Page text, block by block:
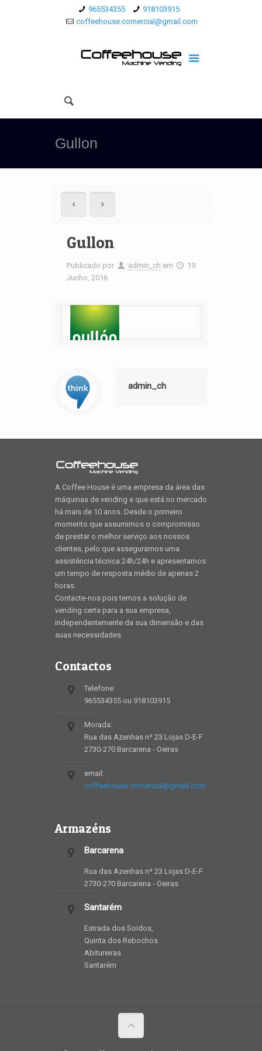
965534355
918103915
coffeehouse.comercial@gmail.com
Gullon
Gullon
Publicado por admin_ch em
19
Junho, 2016
admin_ch
A Coffee House é uma empresa da área das
máquinas de vending e que está no mercado
há mais de 10 anos. Desde o primeiro
momento que assumimos o compromisso
de prestar o melhor serviço aos nossos
clientes, pelo que asseguramos uma
assistência técnica 24h/24h e apresentamos
um tempo de resposta médio de apenas 2
horas.
Contacte-nos pois temos a solução de
vending certa para a sua empresa,
independentemente da sua dimensão e das
suas necessidades.
Contactos
Telefone:
965534355 ou 918103915
Morada:
Rua das Azenhas nº 23 Lojas D-E-F
2730-270 Barcarena - Oeiras
email:
coffeehouse.comercial@gmail.com
Armazéns
Barcarena
Rua das Azenhas nº 23 Lojas D-E-F
2730-270 Barcarena - Oeiras
Santarém
Estrada dos Soidos,
Quinta dos Rebochos
Abitureiras
Santarém